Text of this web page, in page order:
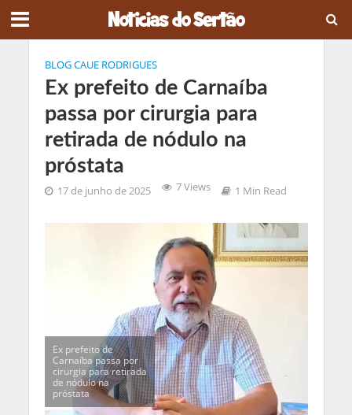
BLOG CAUE RODRIGUES
Ex prefeito de Carnaíba
passa por cirurgia para
retirada de nódulo na
próstata
17 de junho de 2025 7 Views 1 Min Read
Ex prefeito de
Carnaíba passa por
cirurgia para retirada
de nódulo na
próstata